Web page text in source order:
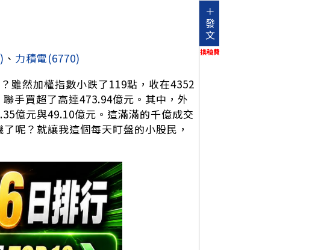
＋
發
文
換稿費
、 力積電(6770)
雖然加權指數小跌了119點，收在4352
手買超了高達473.94億元。其中，外
億元與49.10億元。這滿滿的千億成交
呢？就讓我這個每天盯盤的小股民，